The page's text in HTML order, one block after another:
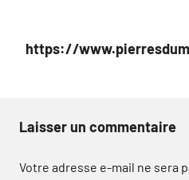
https://
Laisser un commentaire
Votre adresse e-mail ne sera